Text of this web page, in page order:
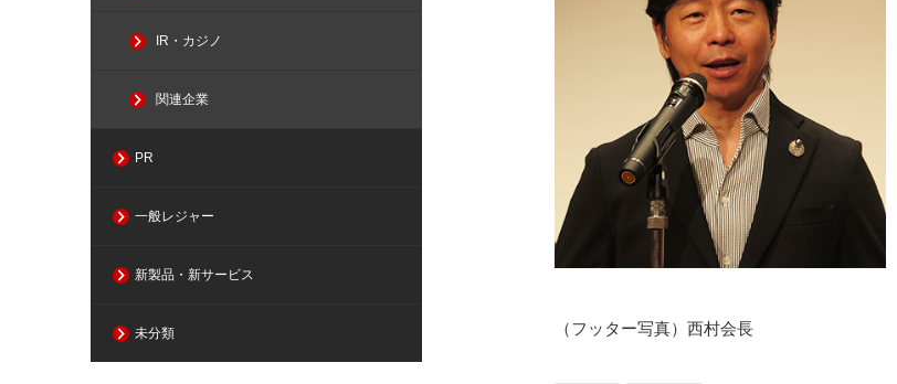
（フッター写真）西村会長
IR・カジノ
関連企業
PR
一般レジャー
新製品・新サービス
未分類